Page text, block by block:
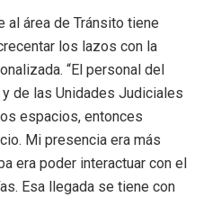
al área de Tránsito tiene
los lazos con la
“El personal del
de las Unidades Judiciales
espacios, entonces
Mi presencia era más
era poder interactuar con el
Esa llegada se tiene con